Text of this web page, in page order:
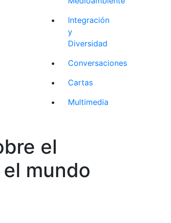
Integración
y
Diversidad
Conversaciones
Cartas
Multimedia
el
mundo